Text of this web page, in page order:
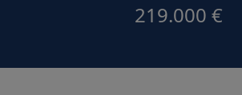
219.000 €